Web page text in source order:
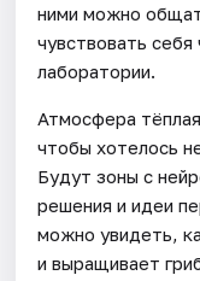
ними можно
чувствовать
лаборатории.
Атмосфера
чтобы хотелось
Будут зоны с
решения и идеи
можно увидеть,
и выращивает